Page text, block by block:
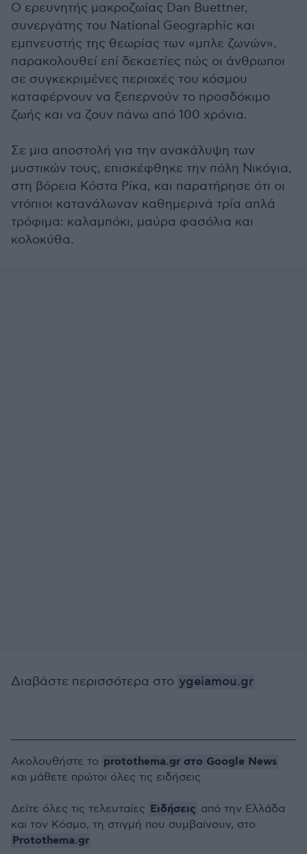
Ο ερευνητής μακροζωίας Dan Buettner,
συνεργάτης του National Geographic και
εμπνευστής της θεωρίας των «μπλε ζωνών»,
παρακολουθεί επί δεκαετίες πώς οι άνθρωποι
σε συγκεκριμένες περιοχές του κόσμου
καταφέρνουν να ξεπερνούν το προσδόκιμο
ζωής και να ζουν πάνω από 100 χρόνια.
Σε μια αποστολή για την ανακάλυψη των
μυστικών τους, επισκέφθηκε την πόλη Νικόγια,
στη βόρεια Κόστα Ρίκα, και παρατήρησε ότι οι
ντόπιοι κατανάλωναν καθημερινά τρία απλά
τρόφιμα: καλαμπόκι, μαύρα φασόλια και
κολοκύθα.
Διαβάστε περισσότερα στο ygeiamou.gr
Ακολουθήστε το protothema.gr στο Google News
και μάθετε πρώτοι όλες τις ειδήσεις
Δείτε όλες τις τελευταίες Ειδήσεις από την Ελλάδα
και τον Κόσμο, τη στιγμή που συμβαίνουν, στο
Protothema.gr